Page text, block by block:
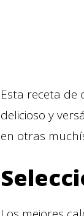
Esta receta de
delicioso y
en otras